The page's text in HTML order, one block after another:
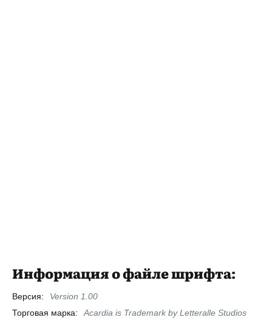
Информация о файле шрифта:
Версия:
Version 1.00
Торговая марка:
Acardia is Trademark by Letteralle Studios